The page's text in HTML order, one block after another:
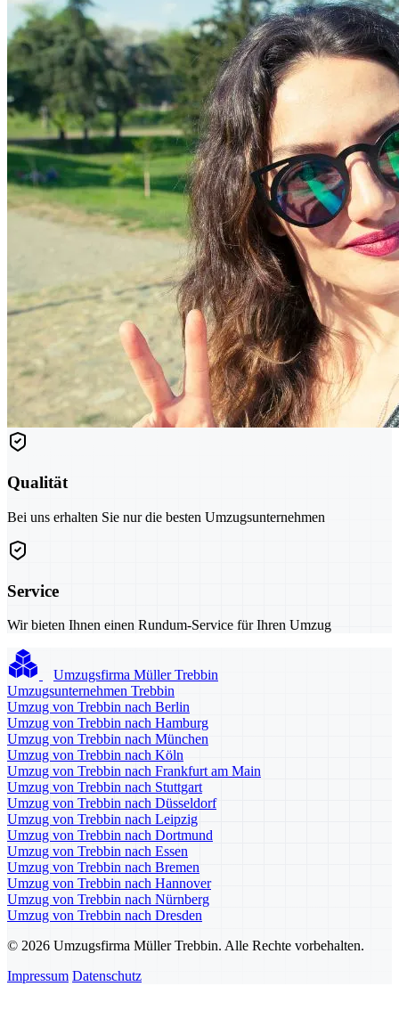
Qualität
Bei uns erhalten Sie nur die besten Umzugsunternehmen
Service
Wir bieten Ihnen einen Rundum-Service für Ihren Umzug
Umzugsfirma Müller Trebbin
Umzugsunternehmen Trebbin
Umzug von Trebbin nach Berlin
Umzug von Trebbin nach Hamburg
Umzug von Trebbin nach München
Umzug von Trebbin nach Köln
Umzug von Trebbin nach Frankfurt am Main
Umzug von Trebbin nach Stuttgart
Umzug von Trebbin nach Düsseldorf
Umzug von Trebbin nach Leipzig
Umzug von Trebbin nach Dortmund
Umzug von Trebbin nach Essen
Umzug von Trebbin nach Bremen
Umzug von Trebbin nach Hannover
Umzug von Trebbin nach Nürnberg
Umzug von Trebbin nach Dresden
© 2026 Umzugsfirma Müller Trebbin. Alle Rechte vorbehalten.
Impressum Datenschutz